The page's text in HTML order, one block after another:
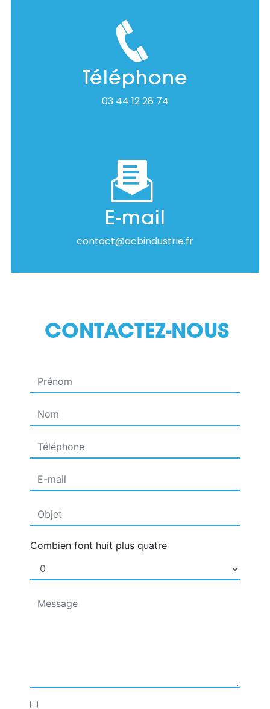
Téléphone
03 44 12 28 74
E-mail
contact@acbindustrie.fr
CONTACTEZ-NOUS
Combien font huit plus quatre